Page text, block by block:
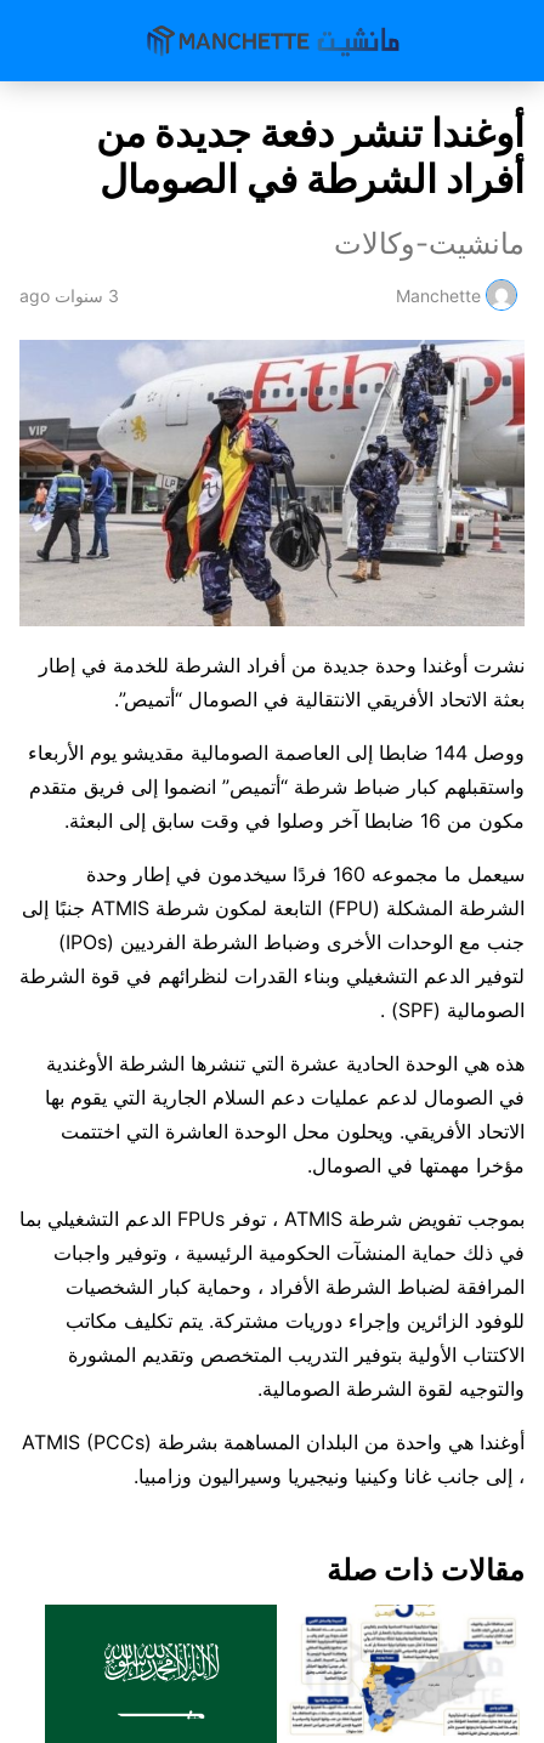
أوغندا تنشر دفعة جديدة من
أفراد الشرطة في الصومال
مانشيت-وكالات
Manchette 3 سنوات ago
نشرت أوغندا وحدة جديدة من أفراد الشرطة للخدمة في إطار
بعثة الاتحاد الأفريقي الانتقالية في الصومال “أتميص”.
ووصل 144 ضابطا إلى العاصمة الصومالية مقديشو يوم الأربعاء
واستقبلهم كبار ضباط شرطة “أتميص” انضموا إلى فريق متقدم
مكون من 16 ضابطا آخر وصلوا في وقت سابق إلى البعثة.
سيعمل ما مجموعه 160 فردًا سيخدمون في إطار وحدة
الشرطة المشكلة (FPU) التابعة لمكون شرطة ATMIS جنبًا إلى
جنب مع الوحدات الأخرى وضباط الشرطة الفرديين (IPOs)
لتوفير الدعم التشغيلي وبناء القدرات لنظرائهم في قوة الشرطة
الصومالية (SPF) .
هذه هي الوحدة الحادية عشرة التي تنشرها الشرطة الأوغندية
في الصومال لدعم عمليات دعم السلام الجارية التي يقوم بها
الاتحاد الأفريقي. ويحلون محل الوحدة العاشرة التي اختتمت
مؤخرا مهمتها في الصومال.
بموجب تفويض شرطة ATMIS ، توفر FPUs الدعم التشغيلي بما
في ذلك حماية المنشآت الحكومية الرئيسية ، وتوفير واجبات
المرافقة لضباط الشرطة الأفراد ، وحماية كبار الشخصيات
للوفود الزائرين وإجراء دوريات مشتركة. يتم تكليف مكاتب
الاكتتاب الأولية بتوفير التدريب المتخصص وتقديم المشورة
والتوجيه لقوة الشرطة الصومالية.
أوغندا هي واحدة من البلدان المساهمة بشرطة ATMIS (PCCs)
، إلى جانب غانا وكينيا ونيجيريا وسيراليون وزامبيا.
مقالات ذات صلة